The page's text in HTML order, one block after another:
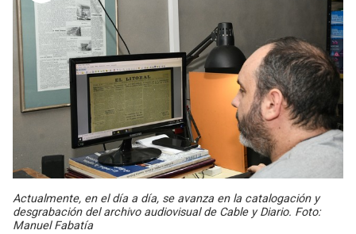
Actualmente, en el día a día, se avanza en la catalogación y
desgrabación del archivo audiovisual de Cable y Diario. Foto:
Manuel Fabatía